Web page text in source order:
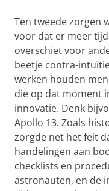
Ten tweede zorgen
voor dat er meer
overschiet voor
beetje contra-
werken houden
die op dat moment
innovatie. Denk
Apollo 13. Zoals
zorgde net het feit
handelingen aan
checklists en
astronauten, en de